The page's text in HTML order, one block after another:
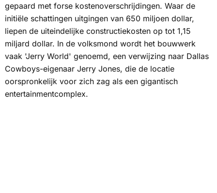
gepaard met forse kostenoverschrijdingen. Waar de
initiële schattingen uitgingen van 650 miljoen dollar,
liepen de uiteindelijke constructiekosten op tot 1,15
miljard dollar. In de volksmond wordt het bouwwerk
vaak 'Jerry World' genoemd, een verwijzing naar Dallas
Cowboys-eigenaar Jerry Jones, die de locatie
oorspronkelijk voor zich zag als een gigantisch
entertainmentcomplex.